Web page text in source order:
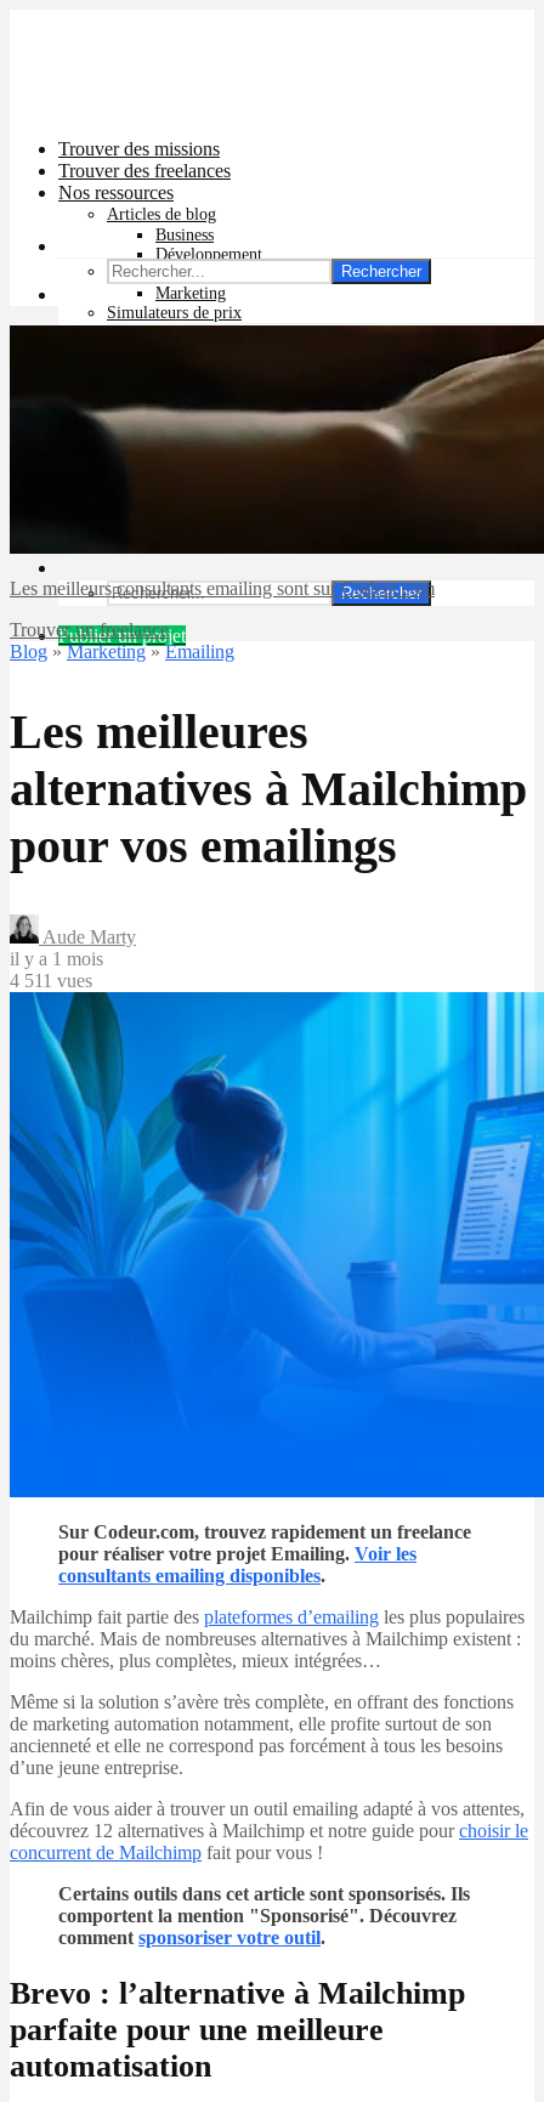
Trouver des missions
Trouver des freelances
Nos ressources
Articles de blog
Business
Développement
Graphisme
Marketing
Simulateurs de prix
Prix pub Instagram
Prix logiciel
Prix chatbot
Rechercher
Publier un projet
Rechercher
Les meilleurs consultants emailing sont sur Codeur.com
Trouver un freelance
Blog »Marketing»Emailing
Les meilleures
alternatives à Mailchimp
pour vos emailings
Aude Marty
il y a 1 mois
4 511 vues
Sur Codeur.com, trouvez rapidement un freelance
pour réaliser votre projet Emailing. Voir les
consultants emailing disponibles.
Mailchimp fait partie des plateformes d’emailing les plus populaires
du marché. Mais de nombreuses alternatives à Mailchimp existent :
moins chères, plus complètes, mieux intégrées…
Même si la solution s’avère très complète, en offrant des fonctions
de marketing automation notamment, elle profite surtout de son
ancienneté et elle ne correspond pas forcément à tous les besoins
d’une jeune entreprise.
Afin de vous aider à trouver un outil emailing adapté à vos attentes,
découvrez 12 alternatives à Mailchimp et notre guide pourchoisir le
concurrent de Mailchimp fait pour vous !
Certains outils dans cet article sont sponsorisés. Ils
comportent la mention "Sponsorisé". Découvrez
comment sponsoriser votre outil.
Brevo : l’alternative à Mailchimp
parfaite pour une meilleure
automatisation